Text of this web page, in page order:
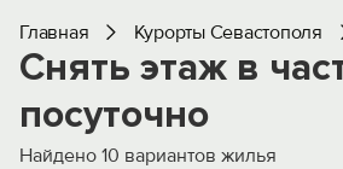
Главная Курорты Севастополя
Снять этаж в
посуточно
Найдено 10 вариантов жилья